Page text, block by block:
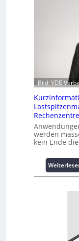
Bild: VDE
werden
kein Ende